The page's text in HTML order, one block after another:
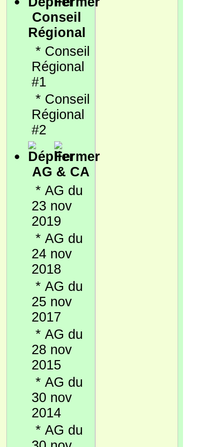
Conseil
Régional
* Conseil
Régional
#1
* Conseil
Régional
#2
AG & CA
* AG du
23 nov
2019
* AG du
24 nov
2018
* AG du
25 nov
2017
* AG du
28 nov
2015
* AG du
30 nov
2014
* AG du